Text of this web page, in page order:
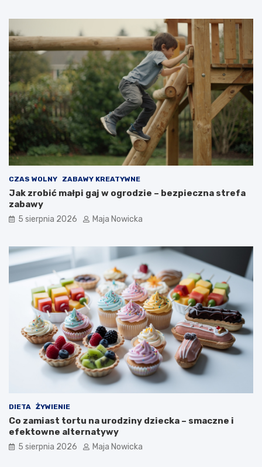
CZAS WOLNY ZABAWY KREATYWNE
Jak zrobić małpi gaj w ogrodzie – bezpieczna strefa
zabawy
5 sierpnia 2026 Maja Nowicka
DIETA ŻYWIENIE
Co zamiast tortu na urodziny dziecka – smaczne i
efektowne alternatywy
5 sierpnia 2026 Maja Nowicka